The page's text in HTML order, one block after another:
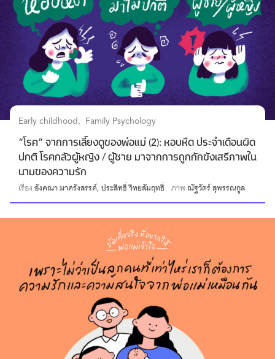
Early childhood Family Psychology
“โรค” จากการเลี้ยงดูของพ่อแม่ (2): หอบหืด ประจำเดือนผิด
ปกติ โรคกลัวผู้หญิง / ผู้ชาย มาจากการถูกกักขังเสรีภาพใน
นามของความรัก
เรื่องอังคณา มาศรังสรรค์ ประสิทธิ์ วิทยสัมฤทธิ์ ภาพณัฐวัตร์ สุพรรณกูล